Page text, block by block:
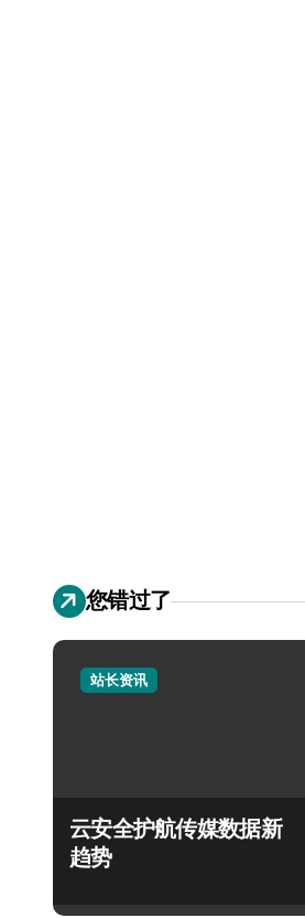
您错过了
站长资讯
云安全护航传媒数据新
趋势